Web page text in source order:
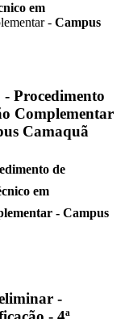
em
- Campus
Procedimento
Complementar
Camaquã
de
em
- Campus
-